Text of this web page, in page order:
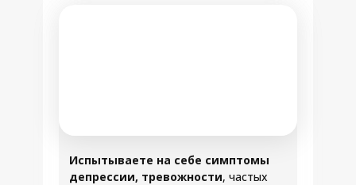
Испытываете на себе симптомы
депрессии, тревожности, частых